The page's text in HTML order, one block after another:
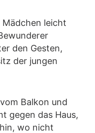
leicht
den Gesten,
der jungen
Balkon und
gegen das Haus,
wo nicht